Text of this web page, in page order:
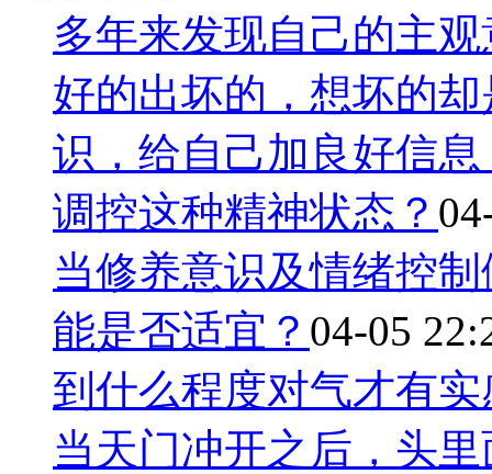
多年来发现自己的主
好的出坏的，想坏的
识，给自己加良好信
调控这种精神状态？
当修养意识及情绪控
能是否适宜？ 04-05
到什么程度对气才有实
当天门冲开之后，头